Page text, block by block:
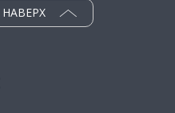
НАВЕРХ